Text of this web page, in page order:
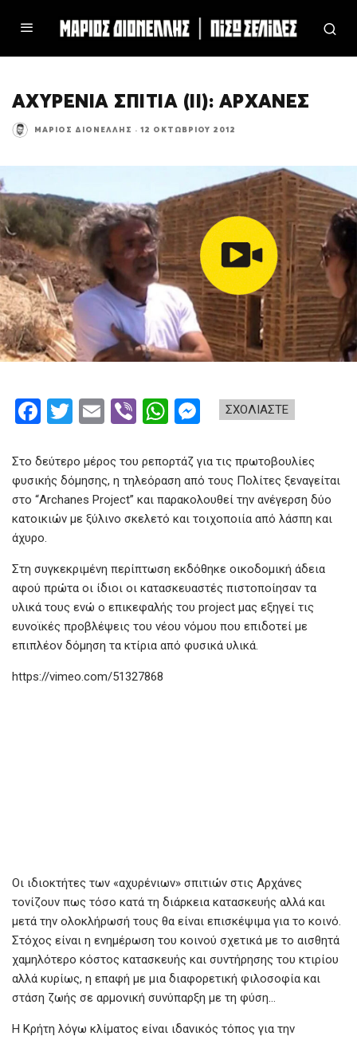
ΑΧΥΡΕΝΙΑ ΣΠΙΤΙΑ (ΙΙ): ΑΡΧΑΝΕΣ
ΜΆΡΙΟΣ ΔΙΟΝΈΛΛΗΣ · 12 ΟΚΤΩΒΡΊΟΥ 2012
ΣΧΟΛΙΑΣΤΕ
F
ce
b
o
o
k
T
tt
er
E
ail
Vi
er
W
at
s
A
p
se
n
g
Στο δεύτερο μέρος του ρεπορτάζ για τις πρωτοβουλίες
φυσικής δόμησης, η τηλεόραση από τους Πολίτες ξεναγείται
στο “Archanes Project” και παρακολουθεί την ανέγερση δύο
κατοικιών με ξύλινο σκελετό και τοιχοποιία από λάσπη και
άχυρο.
Στη συγκεκριμένη περίπτωση εκδόθηκε οικοδομική άδεια
αφού πρώτα οι ίδιοι οι κατασκευαστές πιστοποίησαν τα
υλικά τους ενώ ο επικεφαλής του project μας εξηγεί τις
ευνοϊκές προβλέψεις του νέου νόμου που επιδοτεί με
επιπλέον δόμηση τα κτίρια από φυσικά υλικά.
https://vimeo.com/51327868
Οι ιδιοκτήτες των «αχυρένιων» σπιτιών στις Αρχάνες
τονίζουν πως τόσο κατά τη διάρκεια κατασκευής αλλά και
μετά την ολοκλήρωσή τους θα είναι επισκέψιμα για το κοινό.
Στόχος είναι η ενημέρωση του κοινού σχετικά με το αισθητά
χαμηλότερο κόστος κατασκευής και συντήρησης του κτιρίου
αλλά κυρίως, η επαφή με μια διαφορετική φιλοσοφία και
στάση ζωής σε αρμονική συνύπαρξη με τη φύση…
Η Κρήτη λόγω κλίματος είναι ιδανικός τόπος για την